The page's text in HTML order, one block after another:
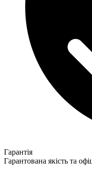
Гарантія
Гарантована якість та